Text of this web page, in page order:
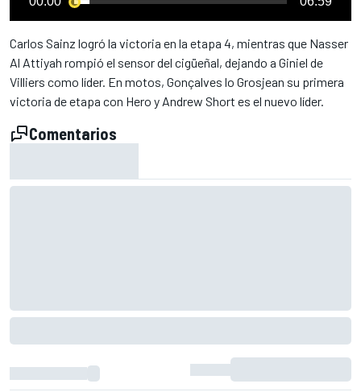
Carlos Sainz logró la victoria en la etapa 4, mientras que Nasser
Al Attiyah rompió el sensor del cigüeñal, dejando a Giniel de
Villiers como líder. En motos, Gonçalves lo Grosjean su primera
victoria de etapa con Hero y Andrew Short es el nuevo líder.
Comentarios